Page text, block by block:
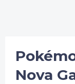
Nova